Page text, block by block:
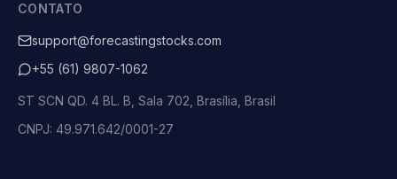
CONTATO
support@forecastingstocks.com
+55 (61) 9807-1062
ST SCN QD. 4 BL. B, Sala 702, Brasília, Brasil
CNPJ: 49.971.642/0001-27